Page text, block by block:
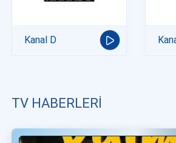
Kanal D
TV HABERLERI